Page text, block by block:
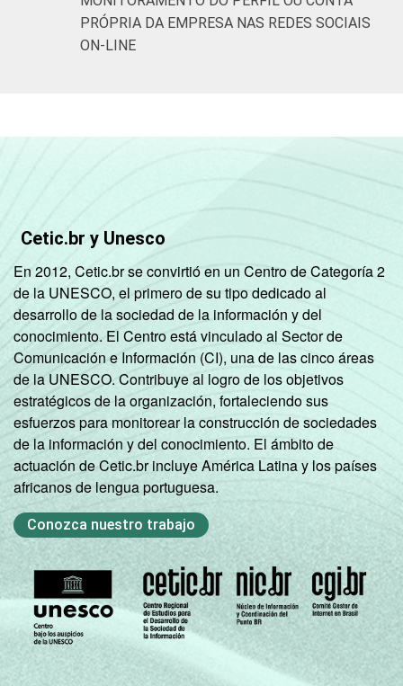
PRÓPRIA DA EMPRESA NAS REDES SOCIAIS
ON-LINE
Cetic.br y Unesco
En 2012, Cetic.br se convirtió en un Centro de Categoría 2
de la UNESCO, el primero de su tipo dedicado al
desarrollo de la sociedad de la información y del
conocimiento. El Centro está vinculado al Sector de
Comunicación e Información (CI), una de las cinco áreas
de la UNESCO. Contribuye al logro de los objetivos
estratégicos de la organización, fortaleciendo sus
esfuerzos para monitorear la construcción de sociedades
de la información y del conocimiento. El ámbito de
actuación de Cetic.br incluye América Latina y los países
africanos de lengua portuguesa.
Conozca nuestro trabajo